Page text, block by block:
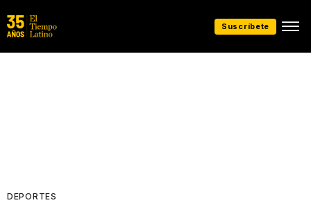
Suscríbete
DEPORTES